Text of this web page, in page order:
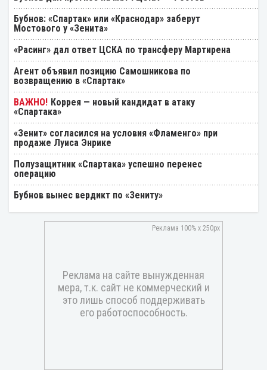
Бубнов: «Спартак» или «Краснодар» заберут
Мостового у «Зенита»
«Расинг» дал ответ ЦСКА по трансферу Мартирена
Агент объявил позицию Самошникова по
возвращению в «Спартак»
Коррея — новый кандидат в атаку
«Спартака»
«Зенит» согласился на условия «Фламенго» при
продаже Луиса Энрике
Полузащитник «Спартака» успешно перенес
операцию
Бубнов вынес вердикт по «Зениту»